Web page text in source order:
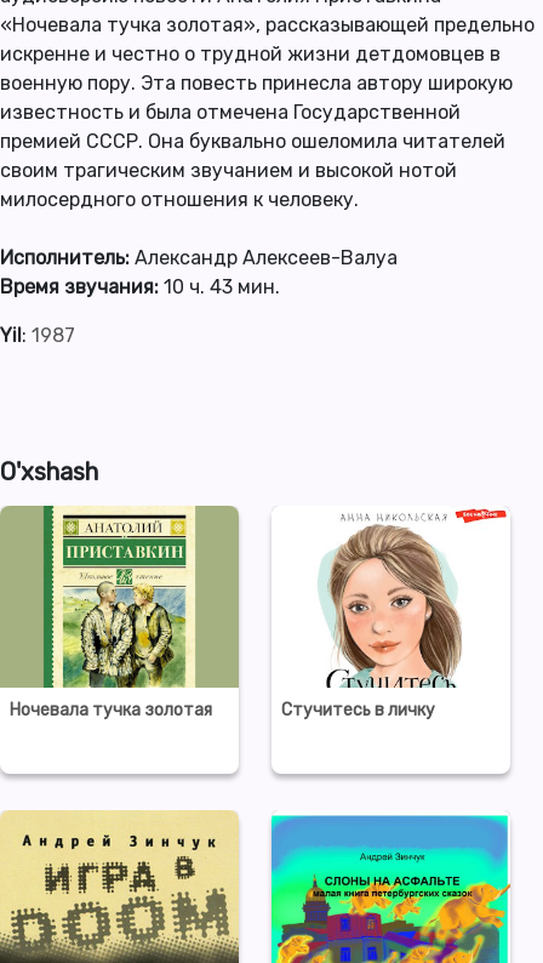
«Ночевала тучка золотая», рассказывающей предельно
искренне и честно о трудной жизни детдомовцев в
военную пору. Эта повесть принесла автору широкую
известность и была отмечена Государственной
премией СССР. Она буквально ошеломила читателей
своим трагическим звучанием и высокой нотой
милосердного отношения к человеку.
Исполнитель: Александр Алексеев-Валуа
Время звучания: 10 ч. 43 мин.
Yil: 1987
O'xshash
Ночевала тучка золотая Стучитесь в личку